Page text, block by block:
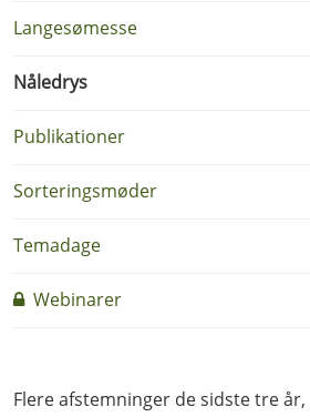
Langesømesse
Nåledrys
Publikationer
Sorteringsmøder
Temadage
Webinarer
Flere afstemninger de sidste tre